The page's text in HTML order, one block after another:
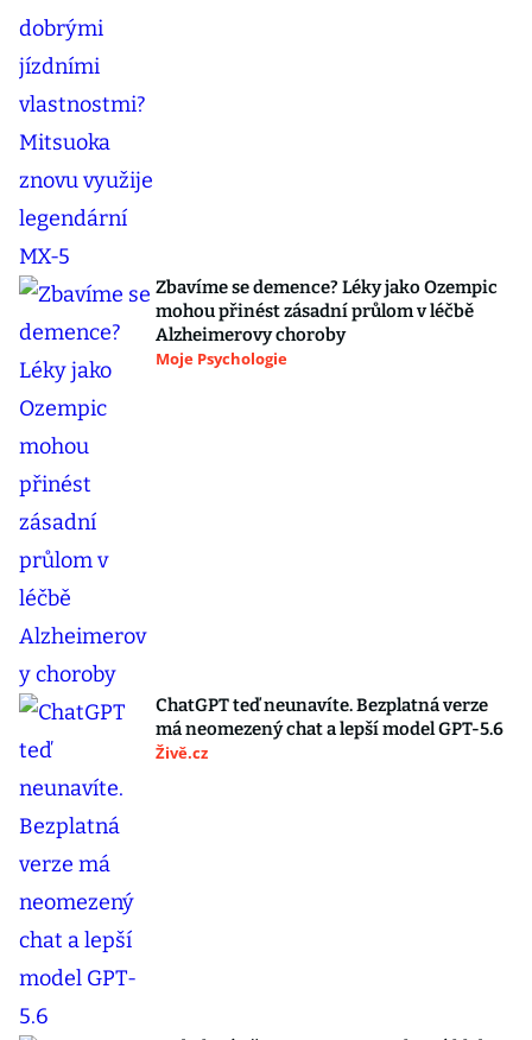
Zbavíme se demence? Léky jako Ozempic
mohou přinést zásadní průlom v léčbě
Alzheimerovy choroby
Moje Psychologie
ChatGPT teď neunavíte. Bezplatná verze
má neomezený chat a lepší model GPT-5.6
Živě.cz